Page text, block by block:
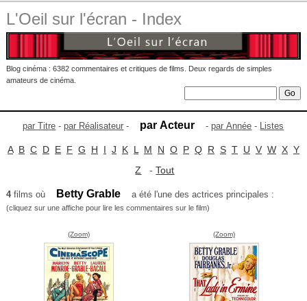
L'Oeil sur l'écran - Index
Blog cinéma : 6382 commentaires et critiques de films. Deux regards de simples
amateurs de cinéma.
par Titre -par Réalisateur - par Acteur -par Année - Listes
A B C D E F G H I J K L M N O P Q R S T U V W X Y
Z -Tout
4films où Betty Grable a été l'une des actrices principales :
(cliquez sur une affiche pour lire les commentaires sur le film)
(Zoom) (Zoom)